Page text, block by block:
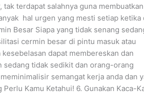
terdapat salahnya guna membuatkan
hal urgen yang mesti setiap ketika
Besar Siapa yang tidak senang
cermin besar di pintu masuk atau
dapat membereskan dan
sedang tidak sedikit dan orang-orang
semangat kerja anda dan
Kamu Ketahui! 6. Gunakan Kaca-